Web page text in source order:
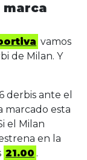
marca
vamos
de Milan. Y
derbis ante el
marcado esta
el Milan
en la
21.00 .